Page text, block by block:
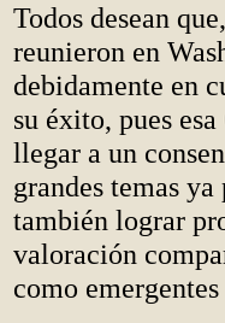
Todos desean
reunieron en
debidamente en
su éxito, pues
llegar a un
grandes temas ya
también lograr
valoración
como